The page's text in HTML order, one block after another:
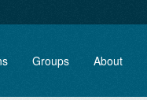
Groups About